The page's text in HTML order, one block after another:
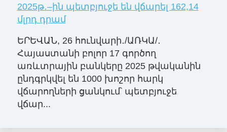
2025թ․–ին պետբյուջե են վճարել 162,14
մլրդ դրամ
ԵՐԵՎԱՆ, 26 հունվարի․/ԱՌԿԱ/․
Հայաստանի բոլոր 17 գործող
առևտրային բանկերը 2025 թվականին
ընդգրկվել են 1000 խոշոր հարկ
վճարողների ցանկում՝ պետբյուջե
վճար...